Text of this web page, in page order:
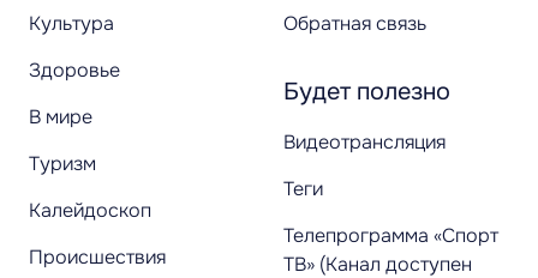
Культура
Здоровье
В мире
Туризм
Калейдоскоп
Происшествия
Обратная связь
Будет полезно
Видеотрансляция
Теги
Телепрограмма «Спорт
ТВ» (Канал доступен